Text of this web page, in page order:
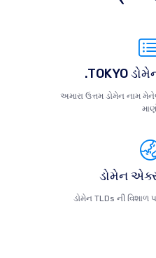
.TOKYO
અમારા ઉત્તમ ડોમેન નામ
ડોમેન
ડોમેન TLDs ની વિશાળ